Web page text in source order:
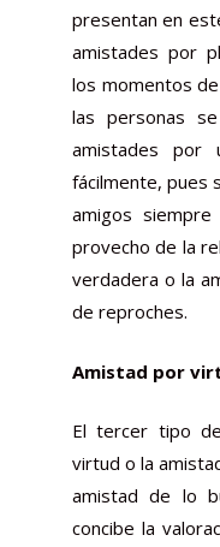
presentan en
amistades por
los momentos
las personas
amistades por
fácilmente, pues
amigos
provecho de la
verdadera o la
de reproches.
Amistad por
El tercer tipo
virtud o la
amistad de lo
concibe la